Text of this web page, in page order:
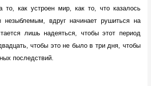
то, как устроен мир, как то, что казалось
незыблемым, вдруг начинает рушиться на
лишь надеяться, чтобы этот период
чтобы это не было в три дня, чтобы
последствий.